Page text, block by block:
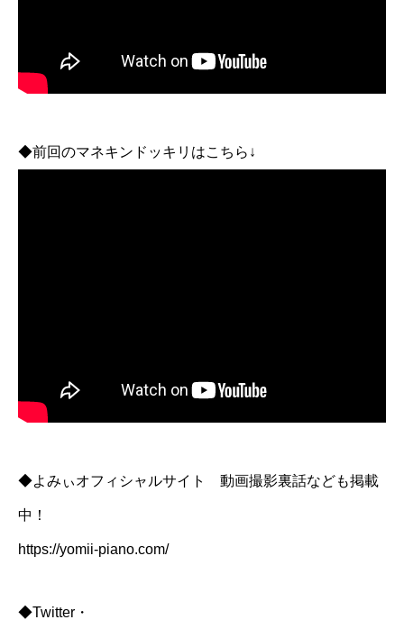
◆前回のマネキンドッキリはこちら↓
◆よみぃオフィシャルサイト 動画撮影裏話なども掲載
中！
https://yomii-piano.com/
◆Twitter・